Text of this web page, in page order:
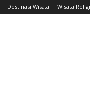
Destinasi Wisata Wisata Religi